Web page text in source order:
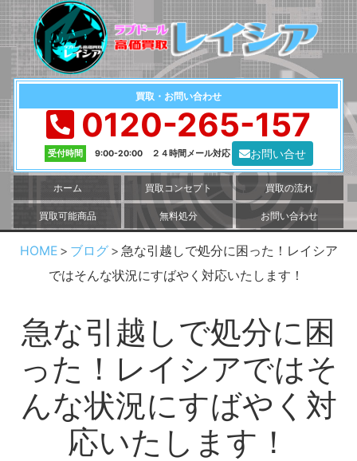
買取・お問い合わせ
0120-265-157
受付時間 9:00-20:00 ２４時間メール対応 お問い合せ
ホーム 買取コンセプト 買取の流れ
買取可能商品 無料処分 お問い合わせ
HOME ブログ
急な引越しで処分に困った！レイシア
ではそんな状況にすばやく対応いたします！
急な引越しで処分に困
った！レイシアではそ
んな状況にすばやく対
応いたします！